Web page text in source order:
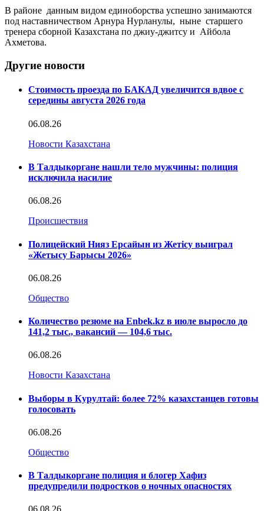
В районе данным видом единоборства успешно занимаются
под наставничеством Арнура Нурланулы, ныне старшего
тренера сборной Казахстана по джиу-джитсу и Айбола
Ахметова.
Другие новости
Стоимость проезда по БАКАД увеличится вдвое с
середины августа 2026 года
06.08.26
Новости Казахстана
В Талдыкоргане нашли тело мужчины: полиция
исключила насилие
06.08.26
Происшествия
Полицейский Нияз Ерсайын из Жетісу выиграл
«Жетысу Барысы 2026»
06.08.26
Общество
Количество резюме на Enbek.kz в июле выросло до
141,2 тыс., вакансий — 104,6 тыс.
06.08.26
Новости Казахстана
Выборы в Курултай: более 72% казахстанцев готовы
голосовать
06.08.26
Общество
В Талдыкоргане полиция и блогер Хафиз
предупредили подростков о ночных опасностях